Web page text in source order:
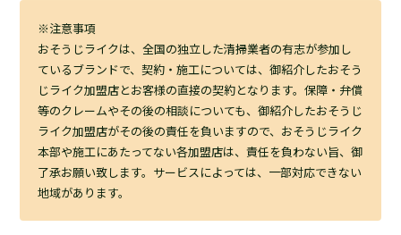
※注意事項
おそうじライクは、全国の独立した清掃業者の有志が参加し
ているブランドで、契約・施工については、御紹介したおそう
じライク加盟店とお客様の直接の契約となります。保障・弁償
等のクレームやその後の相談についても、御紹介したおそうじ
ライク加盟店がその後の責任を負いますので、おそうじライク
本部や施工にあたってない各加盟店は、責任を負わない旨、御
了承お願い致します。サービスによっては、一部対応できない
地域があります。